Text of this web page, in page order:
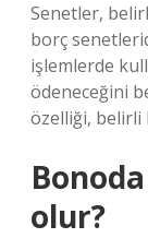
Senetler,
borç
işlemlerde
ödeneceğini
özelliği, belirli
olur?